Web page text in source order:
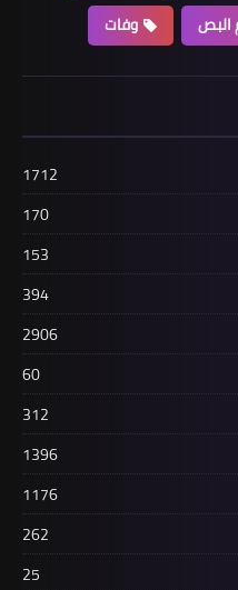
يشاركون بإفتتاح
مصطفى خليل في
في صور
البص وفات
1712
170
153
394
2906
60
312
1396
1176
262
25